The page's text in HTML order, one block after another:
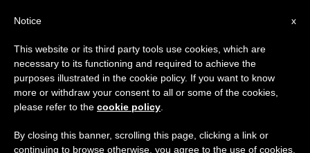
El Papa pide a los médicos
católicos enseñar el sentido
cristiano de la enfermedad
×
Aviso importante
Del 27 de julio al 7 de agosto haremos la pausa
anual, aprovechando que en el periodo de verano
se generan menos informaciones y también el
x
Notice
This website or its third party tools use cookies, which are
necessary to its functioning and required to achieve the
purposes illustrated in the cookie policy. If you want to know
more or withdraw your consent to all or some of the cookies,
please refer to the cookie policy
By closing this banner, scrolling this page, clicking a link or
continuing to browse otherwise, you agree to the use of cookies.